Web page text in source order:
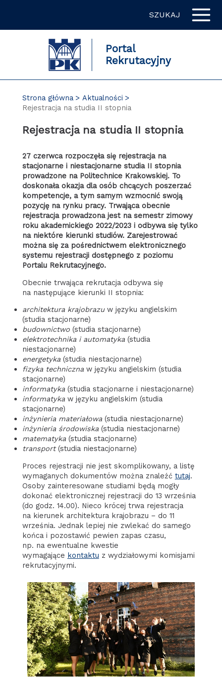
SZUKAJ
Portal
Rekrutacyjny
Strona główna
Aktualności
Rejestracja na studia II stopnia
Rejestracja na studia II stopnia
27 czerwca rozpoczęła się rejestracja na
stacjonarne i niestacjonarne studia II stopnia
prowadzone na Politechnice Krakowskiej. To
doskonała okazja dla osób chcących poszerzać
kompetencje, a tym samym wzmocnić swoją
pozycję na rynku pracy. Trwająca obecnie
rejestracja prowadzona jest na semestr zimowy
roku akademickiego 2022/2023 i odbywa się tylko
na niektóre kierunki studiów. Zarejestrować
można się za pośrednictwem elektronicznego
systemu rejestracji dostępnego z poziomu
Portalu Rekrutacyjnego.
Obecnie trwająca rekrutacja odbywa się
na następujące kierunki II stopnia:
architektura krajobrazuw języku angielskim
(studia stacjonarne)
budownictwo(studia stacjonarne)
elektrotechnika i automatyka(studia
niestacjonarne)
energetyka(studia niestacjonarne)
fizyka technicznaw języku angielskim (studia
stacjonarne)
informatyka(studia stacjonarne i niestacjonarne)
informatykaw języku angielskim (studia
stacjonarne)
inżynieria materiałowa(studia niestacjonarne)
inżynieria środowiska(studia niestacjonarne)
matematyka(studia stacjonarne)
transport(studia niestacjonarne)
Proces rejestracji nie jest skomplikowany, a listę
wymaganych dokumentów można znaleźć tutaj.
Osoby zainteresowane studiami będą mogły
dokonać elektronicznej rejestracji do 13 września
(do godz. 14.00). Nieco krócej trwa rejestracja
na kierunek architektura krajobrazu – do 11
września. Jednak lepiej nie zwlekać do samego
końca i pozostawić pewien zapas czasu,
np. na ewentualne kwestie
wymagające kontaktu z wydziałowymi komisjami
rekrutacyjnymi.